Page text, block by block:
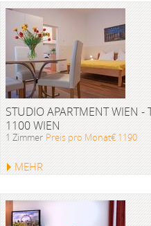
STUDIO APARTMENT WIEN -
1100 WIEN
1 Zimmer Preis pro Monat€ 1190
MEHR